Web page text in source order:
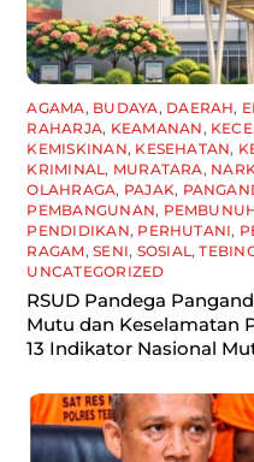
AGAMA, BUDAYA, DAERAH,
RAHARJA, KEAMANAN,
KEMISKINAN, KESEHATAN,
KRIMINAL, MURATARA,
OLAHRAGA, PAJAK,
PEMBANGUNAN,
PENDIDIKAN, PERHUTANI,
RAGAM,SENI, SOSIAL,
UNCATEGORIZED
RSUD Pandega
Mutu dan Keselamatan
13 Indikator Nasional